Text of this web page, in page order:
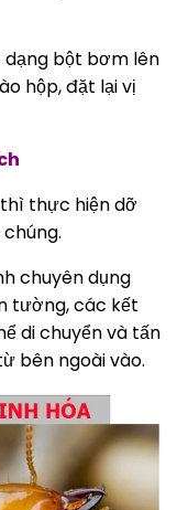
dạng bột bơm lên
hộp, đặt lại vị
thực hiện dỡ
chuyên dụng
tường, các kết
di chuyển và tấn
bên ngoài vào.